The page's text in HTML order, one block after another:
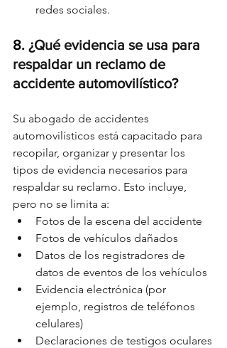
redes sociales.
8. ¿Qué evidencia se usa para
respaldar un reclamo de
accidente automovilístico?
Su abogado de accidentes
automovilísticos está capacitado para
recopilar, organizar y presentar los
tipos de evidencia necesarios para
respaldar su reclamo. Esto incluye,
pero no se limita a:
Fotos de la escena del accidente
Fotos de vehículos dañados
Datos de los registradores de
datos de eventos de los vehículos
Evidencia electrónica (por
ejemplo, registros de teléfonos
celulares)
Declaraciones de testigos oculares